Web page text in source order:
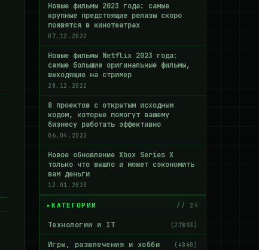
Новые фильмы 2023 года: самые
крупные предстоящие релизы скоро
появятся в кинотеатрах
07.12.2022
Новые фильмы Netflix 2023 года:
самые большие оригинальные фильмы,
выходящие на стример
28.12.2022
8 проектов с открытым исходным
кодом, которые помогут вашему
бизнесу работать эффективно
06.04.2022
Новое обновление Xbox Series X
только что вышло и может сэкономить
вам деньги
12.01.2023
КАТЕГОРИИ // 24
Технологии и IT (27893)
Игры, развлечения и хобби (4840)